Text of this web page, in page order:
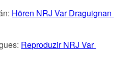
Hören NRJ Var Draguignan
Reproduzir NRJ Var